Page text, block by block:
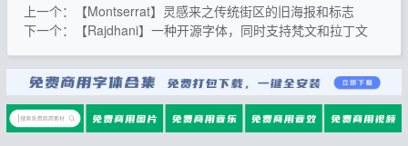
上一个：【Montserrat】灵感来之传统街区的旧海报和标志
下一个：【Rajdhani】一种开源字体，同时支持梵文和拉丁文